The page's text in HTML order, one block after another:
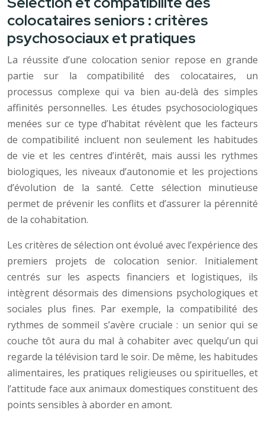
colocataires seniors : critères
psychosociaux et pratiques
La réussite d’une colocation senior repose en grande
partie sur la compatibilité des colocataires, un
processus complexe qui va bien au-delà des simples
affinités personnelles. Les études psychosociologiques
menées sur ce type d’habitat révèlent que les facteurs
de compatibilité incluent non seulement les habitudes
de vie et les centres d’intérêt, mais aussi les rythmes
biologiques, les niveaux d’autonomie et les projections
d’évolution de la santé. Cette sélection minutieuse
permet de prévenir les conflits et d’assurer la pérennité
de la cohabitation.
Les critères de sélection ont évolué avec l’expérience des
premiers projets de colocation senior. Initialement
centrés sur les aspects financiers et logistiques, ils
intègrent désormais des dimensions psychologiques et
sociales plus fines. Par exemple, la compatibilité des
rythmes de sommeil s’avère cruciale : un senior qui se
couche tôt aura du mal à cohabiter avec quelqu’un qui
regarde la télévision tard le soir. De même, les habitudes
alimentaires, les pratiques religieuses ou spirituelles, et
l’attitude face aux animaux domestiques constituent des
points sensibles à aborder en amont.